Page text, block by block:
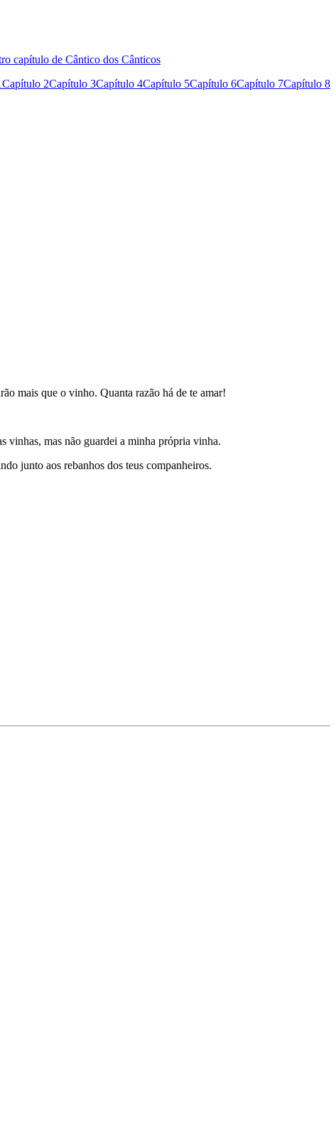
capítulo de Cântico dos Cânticos
Capítulo 2Capítulo 3Capítulo 4Capítulo 5Capítulo 6Capítulo 7Capítulo 8
mais que o vinho. Quanta razão há de te amar!
vinhas, mas não guardei a minha própria vinha.
junto aos rebanhos dos teus companheiros.